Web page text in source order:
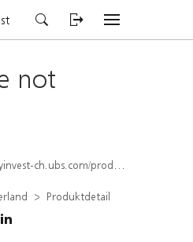
not
produkt/detail/index/isin/CH1572298557
Produktdetail